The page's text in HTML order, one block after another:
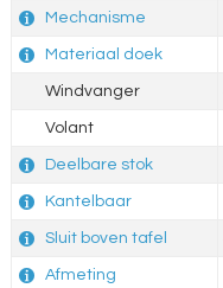
Mechanisme
Materiaal doek
Windvanger
Volant
Deelbare stok
Kantelbaar
Sluit boven tafel
Afmeting